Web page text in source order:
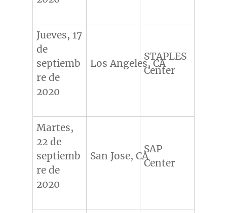
Jueves, 17
de
septiemb
re de
2020
Los Angeles, CA
STAPLES
Center
Martes,
22 de
septiemb
re de
2020
San Jose, CA
SAP
Center